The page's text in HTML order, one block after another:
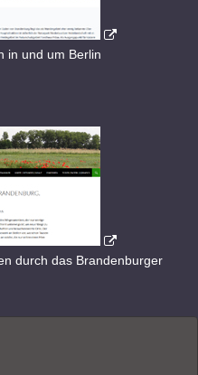
in und um Berlin
durch das Brandenburger